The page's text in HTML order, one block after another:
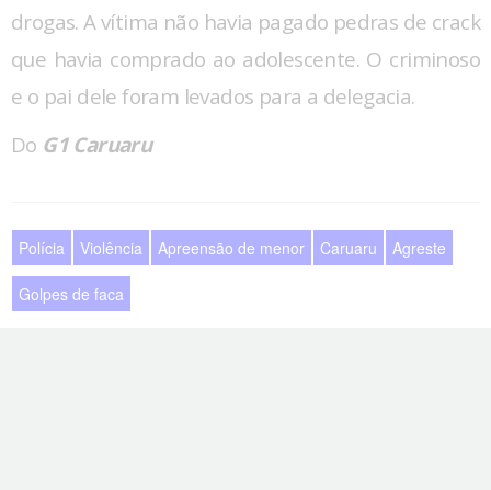
drogas. A vítima não havia pagado pedras de crack
que havia comprado ao adolescente. O criminoso
e o pai dele foram levados para a delegacia.
Do G1 Caruaru
Polícia Violência Apreensão de menor Caruaru Agreste
Golpes de faca